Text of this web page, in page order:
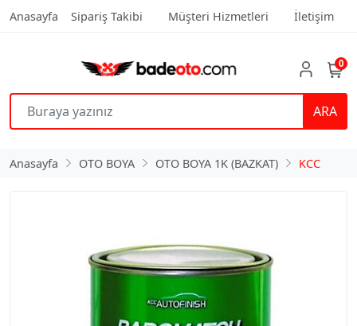
Anasayfa Sipariş Takibi Müşteri Hizmetleri İletişim
ARA
0
Anasayfa OTO BOYA OTO BOYA 1K (BAZKAT) KCC